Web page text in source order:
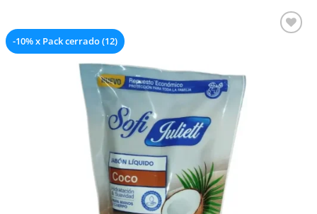
-10% x Pack cerrado (12)